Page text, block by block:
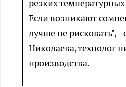
резких
Если возникают
лучше не рисковать", -
Николаева, технолог
производства.